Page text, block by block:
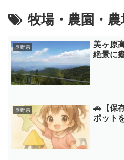
牧場・農園・農
長野県
美ヶ原
絶景に
長野県
🚗【保
ポット